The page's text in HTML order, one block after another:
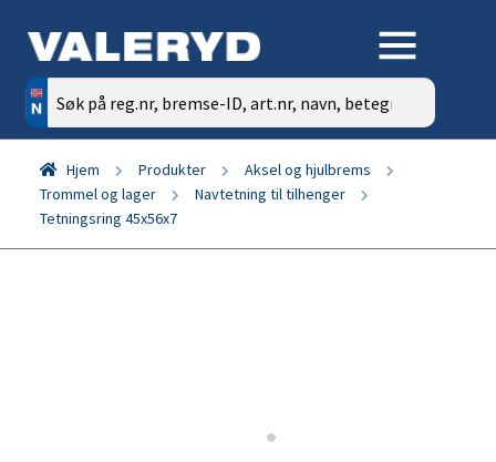
Søk
etter:
Hjem Produkter
Aksel og hjulbrems
Trommel og lager
Navtetning til tilhenger
Tetningsring 45x56x7